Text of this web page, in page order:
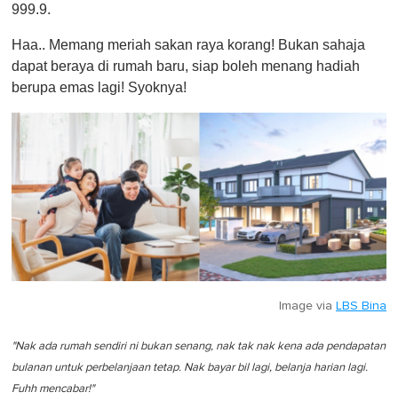
999.9.
Haa.. Memang meriah sakan raya korang! Bukan sahaja
dapat beraya di rumah baru, siap boleh menang hadiah
berupa emas lagi! Syoknya!
Image via LBS Bina
"Nak ada rumah sendiri ni bukan senang, nak tak nak kena ada pendapatan
bulanan untuk perbelanjaan tetap. Nak bayar bil lagi, belanja harian lagi.
Fuhh mencabar!"